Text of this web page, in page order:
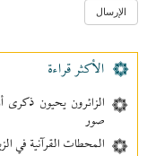
الأکثر قراءة
الزائرون يحيون ذكرى
صور
المحطات القرآنية في